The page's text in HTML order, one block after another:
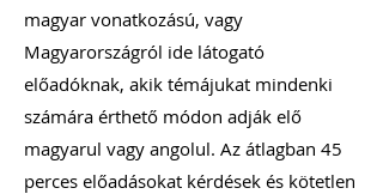
magyar vonatkozású, vagy
Magyarországról ide látogató
előadóknak, akik témájukat mindenki
számára érthető módon adják elő
magyarul vagy angolul. Az átlagban 45
perces előadásokat kérdések és kötetlen